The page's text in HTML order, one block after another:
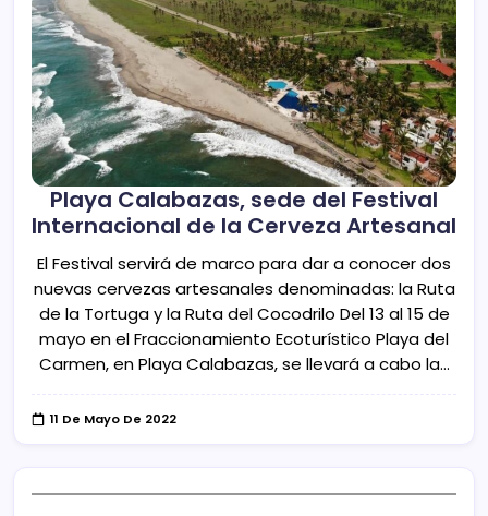
Playa Calabazas, sede del Festival
Internacional de la Cerveza Artesanal
El Festival servirá de marco para dar a conocer dos
nuevas cervezas artesanales denominadas: la Ruta
de la Tortuga y la Ruta del Cocodrilo Del 13 al 15 de
mayo en el Fraccionamiento Ecoturístico Playa del
Carmen, en Playa Calabazas, se llevará a cabo la…
11 De Mayo De 2022